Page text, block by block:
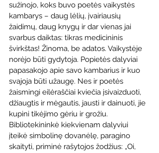
sužinojo, koks buvo poetės vaikystės
kambarys – daug lėlių, įvairiausių
žaidimų, daug knygų ir dar vienas jai
svarbus daiktas: tikras medicininis
švirkštas! Žinoma, be adatos. Vaikystėje
norėjo būti gydytoja. Popietės dalyviai
papasakojo apie savo kambarius ir kuo
svajoja būti užaugę. Nes ir poetės
žaismingi eilėraščiai kviečia įsivaizduoti,
džiaugtis ir mėgautis, jausti ir dainuoti, jie
kupini tikėjimo gėriu ir grožiu.
Bibliotekininkė kiekvienam dalyviui
įteikė simbolinę dovanėlę, paragino
skaityti, priminė rašytojos žodžius: „Oi,